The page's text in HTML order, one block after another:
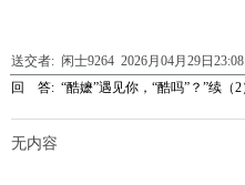
送交者: 闲士9264 2026月04月29日
回 答: “酷嬷”遇见你，“酷吗”？”续（2
无内容